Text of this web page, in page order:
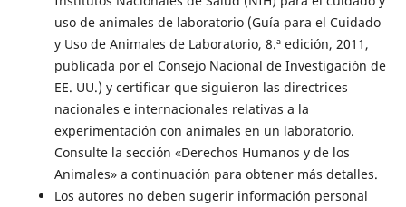
uso de animales de laboratorio (Guía para el Cuidado
y Uso de Animales de Laboratorio, 8.ª edición, 2011,
publicada por el Consejo Nacional de Investigación de
EE. UU.) y certificar que siguieron las directrices
nacionales e internacionales relativas a la
experimentación con animales en un laboratorio.
Consulte la sección «Derechos Humanos y de los
Animales» a continuación para obtener más detalles.
Los autores no deben sugerir información personal